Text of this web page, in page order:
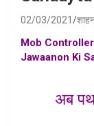
02/03/2021
Mob
Jawaanon Ki
अब